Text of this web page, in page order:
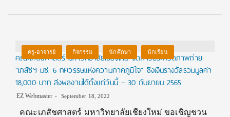
ครู-อาจารย์ กิจกรรม นักศึกษา นักเรียน
คณะเภสัชศาสตร์ มหาวิทยาลัยเชียงใหม่ จัดการประกวดภาพถ่าย
“เภสัชฯ มช. 6 ทศวรรษแห่งความภาคภูมิใจ” ชิงเงินรางวัลรวมมูลค่า
18,000 บาท ส่งผลงานได้ตั้งแต่วันนี้ – 30 กันยายน 2565
EZ Webmaster September 18, 2022
คณะเภสัชศาสตร์ มหาวิทยาลัยเชียงใหม่ ขอเชิญชวน